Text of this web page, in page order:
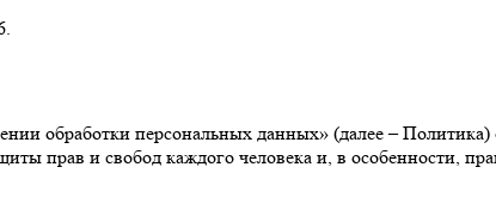
обработки персональных данных» (далее –
прав и свобод каждого человека и, в особенности,